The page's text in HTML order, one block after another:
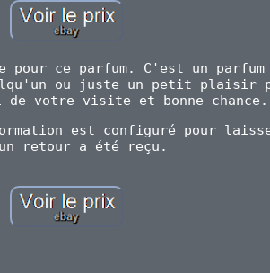
ce parfum. C'est un parfum
ou juste un petit plaisir
de votre visite et bonne chance.
est configuré pour
retour a été reçu.